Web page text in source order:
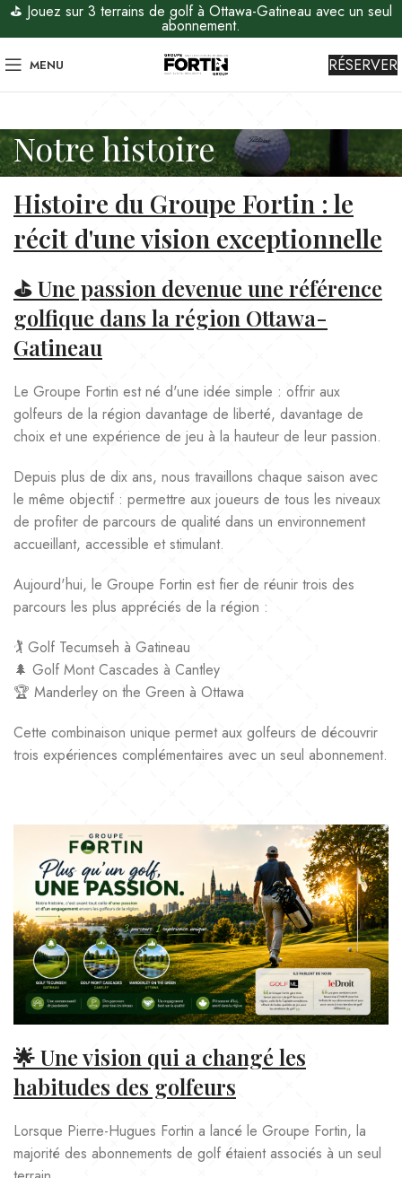
⛳ Jouez sur 3 terrains de golf à Ottawa-Gatineau avec un seul
abonnement.
MENU RÉSERVER
Notre histoire
Histoire du Groupe Fortin : le
récit d'une vision exceptionnelle
⛳ Une passion devenue une référence
golfique dans la région Ottawa-
Gatineau
Le Groupe Fortin est né d'une idée simple : offrir aux
golfeurs de la région davantage de liberté, davantage de
choix et une expérience de jeu à la hauteur de leur passion.
Depuis plus de dix ans, nous travaillons chaque saison avec
le même objectif : permettre aux joueurs de tous les niveaux
de profiter de parcours de qualité dans un environnement
accueillant, accessible et stimulant.
Aujourd'hui, le Groupe Fortin est fier de réunir trois des
parcours les plus appréciés de la région :
🏌️ Golf Tecumseh à Gatineau
🌲 Golf Mont Cascades à Cantley
🏆 Manderley on the Green à Ottawa
Cette combinaison unique permet aux golfeurs de découvrir
trois expériences complémentaires avec un seul abonnement.
🌟 Une vision qui a changé les
habitudes des golfeurs
Lorsque Pierre-Hugues Fortin a lancé le Groupe Fortin, la
majorité des abonnements de golf étaient associés à un seul